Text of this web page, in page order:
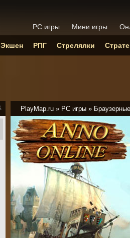
PlayMap.ru » PC игры » Браузерные
PC игры Мини игры
Экшен РПГ Стрелялки